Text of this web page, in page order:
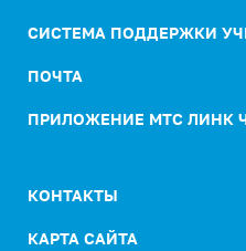
СИСТЕМА ПОДДЕРЖКИ
ПОЧТА
ПРИЛОЖЕНИЕ МТС ЛИНК
КОНТАКТЫ
КАРТА САЙТА